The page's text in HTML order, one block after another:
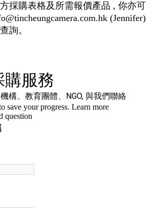
採購表格及所需報價產品 , 你亦可
(Jennifer)
詢。